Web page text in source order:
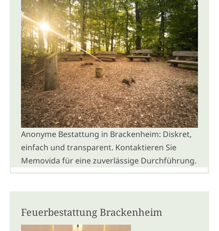
Anonyme Bestattung in Brackenheim: Diskret,
einfach und transparent. Kontaktieren Sie
Memovida für eine zuverlässige Durchführung.
Feuerbestattung Brackenheim